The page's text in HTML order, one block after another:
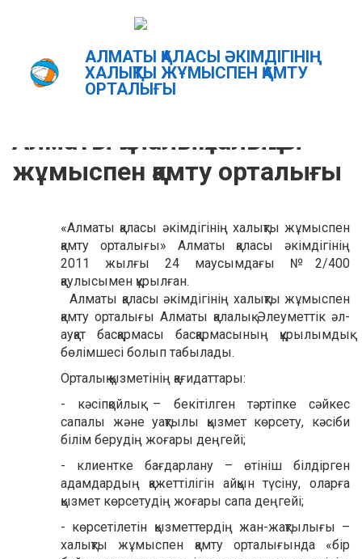
АЛМАТЫ ҚАЛАСЫ ӘКІМДІГІНІҢ
ХАЛЫҚТЫ ЖҰМЫСПЕН ҚАМТУ
ОРТАЛЫҒЫ
Главная Орталық туралы
Алматы қалалық халықты
жұмыспен қамту орталығы
«Алматы қаласы әкімдігінің халықты жұмыспен
қамту орталығы» Алматы қаласы әкімдігінің
2011 жылғы 24 маусымдағы №2/400
қаулысымен құрылған.
Алматы қаласы әкімдігінің халықты жұмыспен
қамту орталығы Алматы қалалық Әлеуметтік әл-
ауқат басқармасы басқармасының құрылымдық
бөлімшесі болып табылады.
Орталық қызметінің қағидаттары:
- кәсіпқойлық – бекітілген тәртіпке сәйкес
сапалы және уақтылы қызмет көрсету, кәсіби
білім берудің жоғары деңгейі;
- клиентке бағдарлану – өтініш білдірген
адамдардың қажеттілігін айқын түсіну, оларға
қызмет көрсетудің жоғары сапа деңгейі;
- көрсетілетін қызметтердің жан-жақтылығы –
халықты жұмыспен қамту орталығында «бір